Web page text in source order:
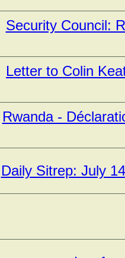
Security Council:
Letter to Colin
Rwanda -
Daily Sitrep: July